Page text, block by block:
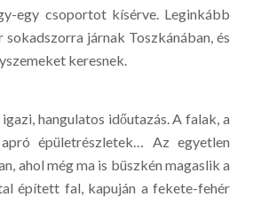
egy csoportot kísérve. Leginkább
járnak Toszkánában, és
keresnek.
hangulatos időutazás. A falak, a
épületrészletek… Az egyetlen
ahol még ma is büszkén magaslik a
épített fal, kapuján a fekete-fehér